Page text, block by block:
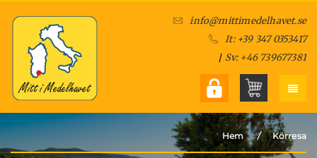
info@mittimedelhavet.se
It: +39 347 0353417
/ Sv: +46 739677381
Hem / Körresa